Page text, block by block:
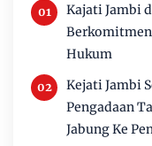
Kajati Jambi
Berkomitmen
Hukum
Kejati Jambi
Pengadaan
Jabung Ke